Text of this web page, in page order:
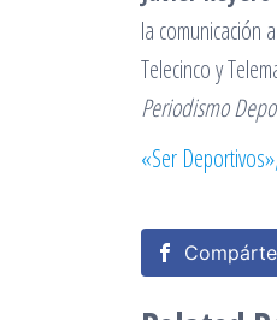
la comunicación
Telecinco y
Periodismo
«Ser Deportivos»,